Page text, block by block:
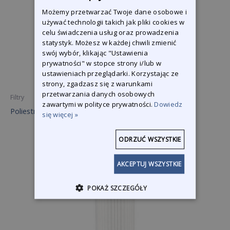
Filtry
Poliestrowy filtr antystatyczny EQ/TQ Turbine EX
Możemy przetwarzać Twoje dane osobowe i
używać technologii takich jak pliki cookies w
celu świadczenia usług oraz prowadzenia
statystyk. Możesz w każdej chwili zmienić
swój wybór, klikając "Ustawienia
prywatności" w stopce strony i/lub w
ustawieniach przeglądarki. Korzystając ze
strony, zgadzasz się z warunkami
przetwarzania danych osobowych
zawartymi w polityce prywatności.Dowiedz
się więcej »
AKCEPTUJ WSZYSTKIE
ODRZUĆ WSZYSTKIE
POKAŻ SZCZEGÓŁY